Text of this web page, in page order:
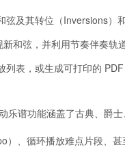
及其转位（Inversions）
和弦，并利用节奏伴奏轨
表，或生成可打印的 PDF
谱功能涵盖了古典、爵士
、循环播放难点片段、甚